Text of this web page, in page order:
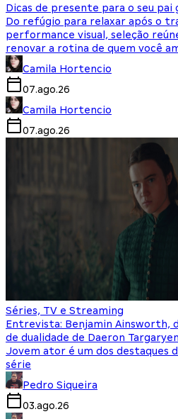
Dicas de presente para o seu pai
Do refúgio para relaxar após o
performance visual, seleção
renovar a rotina de quem você
Camila Hortencio
07.ago.26
Camila Hortencio
07.ago.26
Séries, TV e Streaming
Entrevista: Benjamin Ainsworth,
de dualidade de Daeron Targaryen
Jovem ator é um dos destaques
série
Pedro Siqueira
03.ago.26